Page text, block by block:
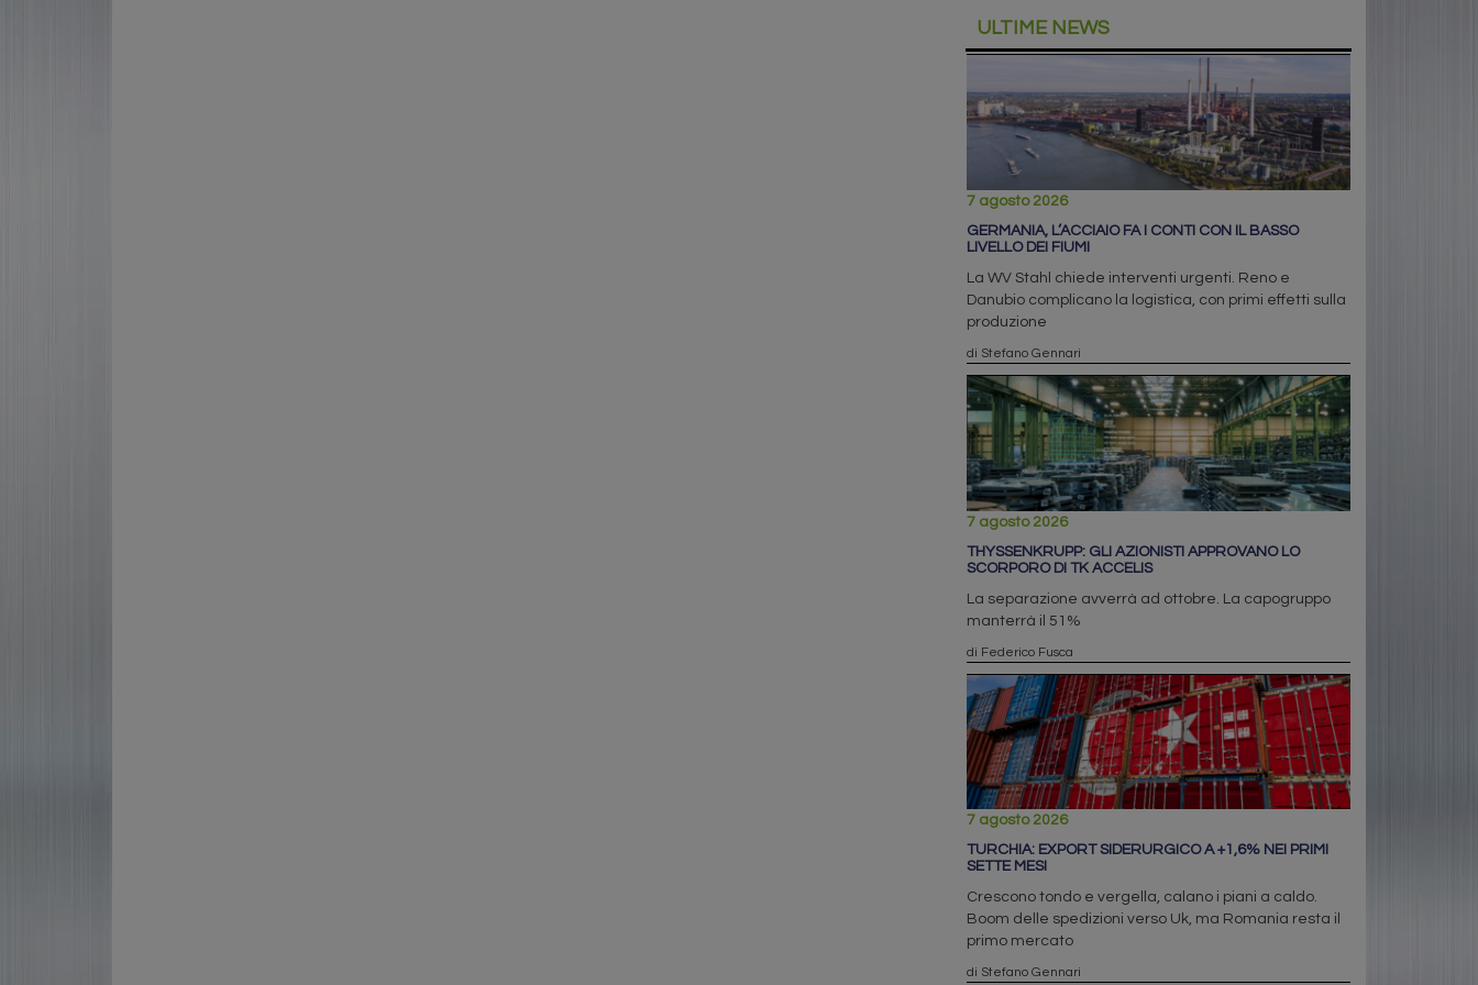
ULTIME NEWS
7 agosto 2026
GERMANIA, L’ACCIAIO FA I CONTI CON IL BASSO
LIVELLO DEI FIUMI
La WV Stahl chiede interventi urgenti. Reno e
Danubio complicano la logistica, con primi effetti sulla
produzione
di Stefano Gennari
7 agosto 2026
THYSSENKRUPP: GLI AZIONISTI APPROVANO LO
SCORPORO DI TK ACCELIS
La separazione avverrà ad ottobre. La capogruppo
manterrà il 51%
di Federico Fusca
7 agosto 2026
TURCHIA: EXPORT SIDERURGICO A +1,6% NEI PRIMI
SETTE MESI
Crescono tondo e vergella, calano i piani a caldo.
Boom delle spedizioni verso Uk, ma Romania resta il
primo mercato
di Stefano Gennari